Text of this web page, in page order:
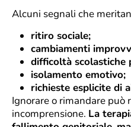
Alcuni segnali che
ritiro sociale;
cambiamenti
difficoltà scolastiche
isolamento emotivo;
richieste esplicite di
Ignorare o rimandare può
incomprensione. La